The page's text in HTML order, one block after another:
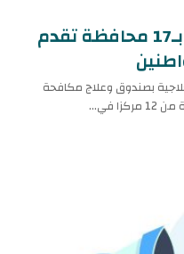
مكافحة الإدمان: 28 مركزا بـ17 محافظة تقدم
بصندوق وعلاج مكافحة
في…